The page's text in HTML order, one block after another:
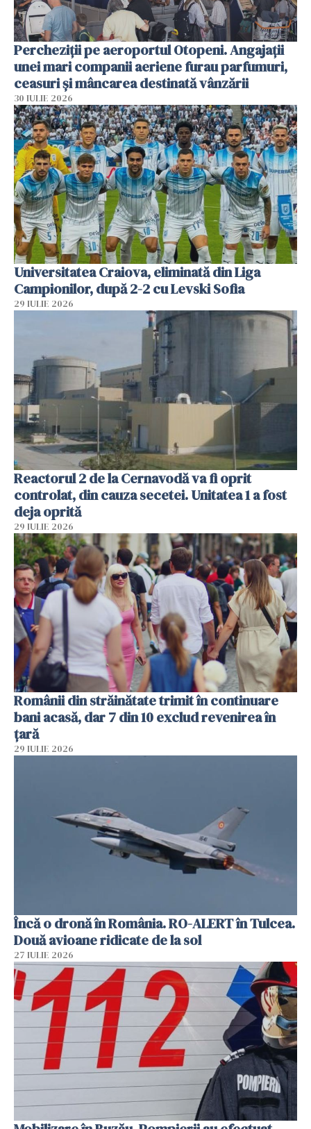
Percheziții pe aeroportul Otopeni. Angajații
unei mari companii aeriene furau parfumuri,
ceasuri și mâncarea destinată vânzării
30 IULIE 2026
Universitatea Craiova, eliminată din Liga
Campionilor, după 2-2 cu Levski Sofia
29 IULIE 2026
Reactorul 2 de la Cernavodă va fi oprit
controlat, din cauza secetei. Unitatea 1 a fost
deja oprită
29 IULIE 2026
Românii din străinătate trimit în continuare
bani acasă, dar 7 din 10 exclud revenirea în
țară
29 IULIE 2026
Încă o dronă în România. RO-ALERT în Tulcea.
Două avioane ridicate de la sol
27 IULIE 2026